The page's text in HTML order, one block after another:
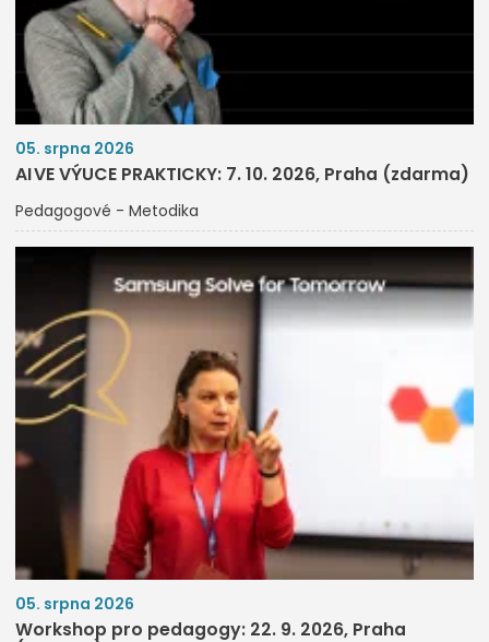
05. srpna 2026
AI VE VÝUCE PRAKTICKY: 7. 10. 2026, Praha (zdarma)
Pedagogové - Metodika
05. srpna 2026
Workshop pro pedagogy: 22. 9. 2026, Praha